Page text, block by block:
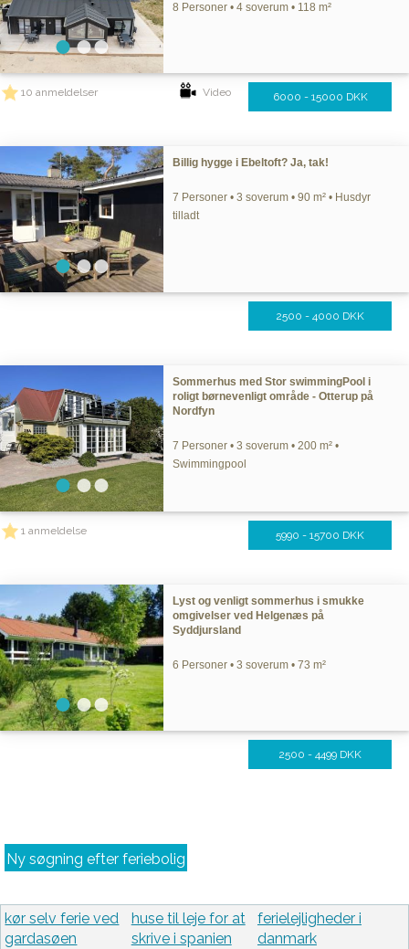
8 Personer • 4 soverum • 118 m²
10 anmeldelser Video 6000 - 15000 DKK
Billig hygge i Ebeltoft? Ja, tak!
7 Personer • 3 soverum • 90 m² • Husdyr
tilladt
2500 - 4000 DKK
Sommerhus med Stor swimmingPool i
roligt børnevenligt område - Otterup på
Nordfyn
7 Personer • 3 soverum • 200 m² •
Swimmingpool
1 anmeldelse 5990 - 15700 DKK
Lyst og venligt sommerhus i smukke
omgivelser ved Helgenæs på
Syddjursland
6 Personer • 3 soverum • 73 m²
2500 - 4499 DKK
Ny søgning efter feriebolig
kør selv ferie ved
gardasøen
huse til leje for at
skrive i spanien
ferielejligheder i
danmark